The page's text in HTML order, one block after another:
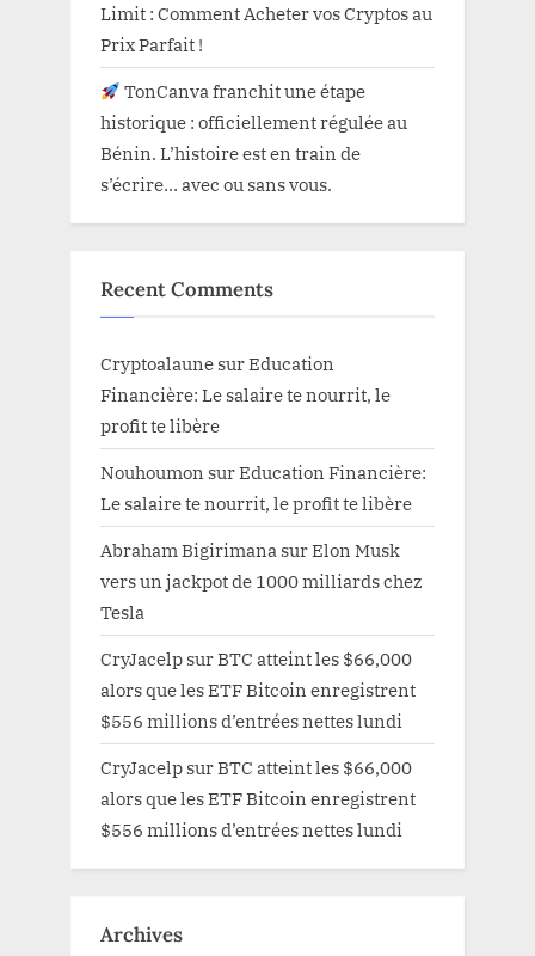
Limit : Comment Acheter vos Cryptos au
Prix Parfait !
TonCanva franchit une étape
historique : officiellement régulée au
Bénin. L’histoire est en train de
s’écrire… avec ou sans vous.
Recent Comments
Cryptoalaune surEducation
Financière: Le salaire te nourrit, le
profit te libère
Nouhoumon surEducation Financière:
Le salaire te nourrit, le profit te libère
Abraham Bigirimana surElon Musk
vers un jackpot de 1000 milliards chez
Tesla
CryJacelp surBTC atteint les $66,000
alors que les ETF Bitcoin enregistrent
$556 millions d’entrées nettes lundi
CryJacelp surBTC atteint les $66,000
alors que les ETF Bitcoin enregistrent
$556 millions d’entrées nettes lundi
Archives